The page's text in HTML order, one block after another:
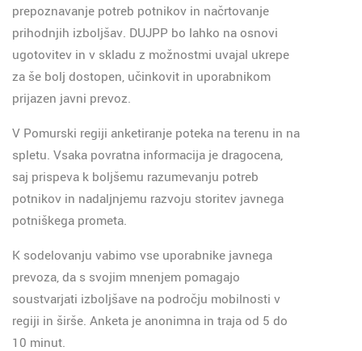
prepoznavanje potreb potnikov in načrtovanje
prihodnjih izboljšav. DUJPP bo lahko na osnovi
ugotovitev in v skladu z možnostmi uvajal ukrepe
za še bolj dostopen, učinkovit in uporabnikom
prijazen javni prevoz.
V Pomurski regiji anketiranje poteka na terenu in na
spletu. Vsaka povratna informacija je dragocena,
saj prispeva k boljšemu razumevanju potreb
potnikov in nadaljnjemu razvoju storitev javnega
potniškega prometa.
K sodelovanju vabimo vse uporabnike javnega
prevoza, da s svojim mnenjem pomagajo
soustvarjati izboljšave na področju mobilnosti v
regiji in širše. Anketa je anonimna in traja od 5 do
10 minut.